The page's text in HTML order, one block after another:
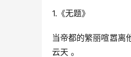
1.《无题》
当帝都的繁丽喧嚣离
云天 。